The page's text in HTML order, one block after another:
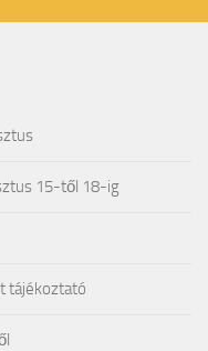
15-től 18-ig
tájékoztató